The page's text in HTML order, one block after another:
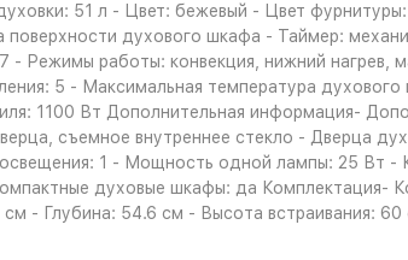
51 л - Цвет: бежевый - Цвет
поверхности духового шкафа - Таймер:
Режимы работы: конвекция, нижний нагрев,
5 - Максимальная температура
1100 Вт Дополнительная информация-
съемное внутреннее стекло - Дверца
1 - Мощность одной лампы: 25 Вт -
духовые шкафы: да Комплектация-
- Глубина: 54.6 см - Высота встраивания: